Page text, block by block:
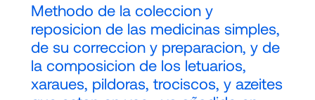
Methodo de la coleccion y
reposicion de las medicinas simples,
de su correccion y preparacion, y de
la composicion de los letuarios,
xaraues, pildoras, trociscos, y azeites